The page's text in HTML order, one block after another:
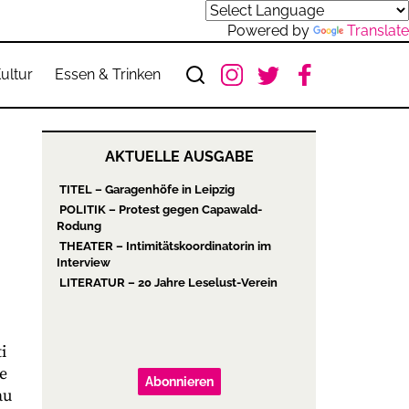
Powered by Translate
Essen & Trinken
AKTUELLE AUSGABE
TITEL – Garagenhöfe in Leipzig
POLITIK – Protest gegen Capawald-
Rodung
THEATER – Intimitätskoordinatorin im
Interview
LITERATUR – 20 Jahre Leselust-Verein
Abonnieren